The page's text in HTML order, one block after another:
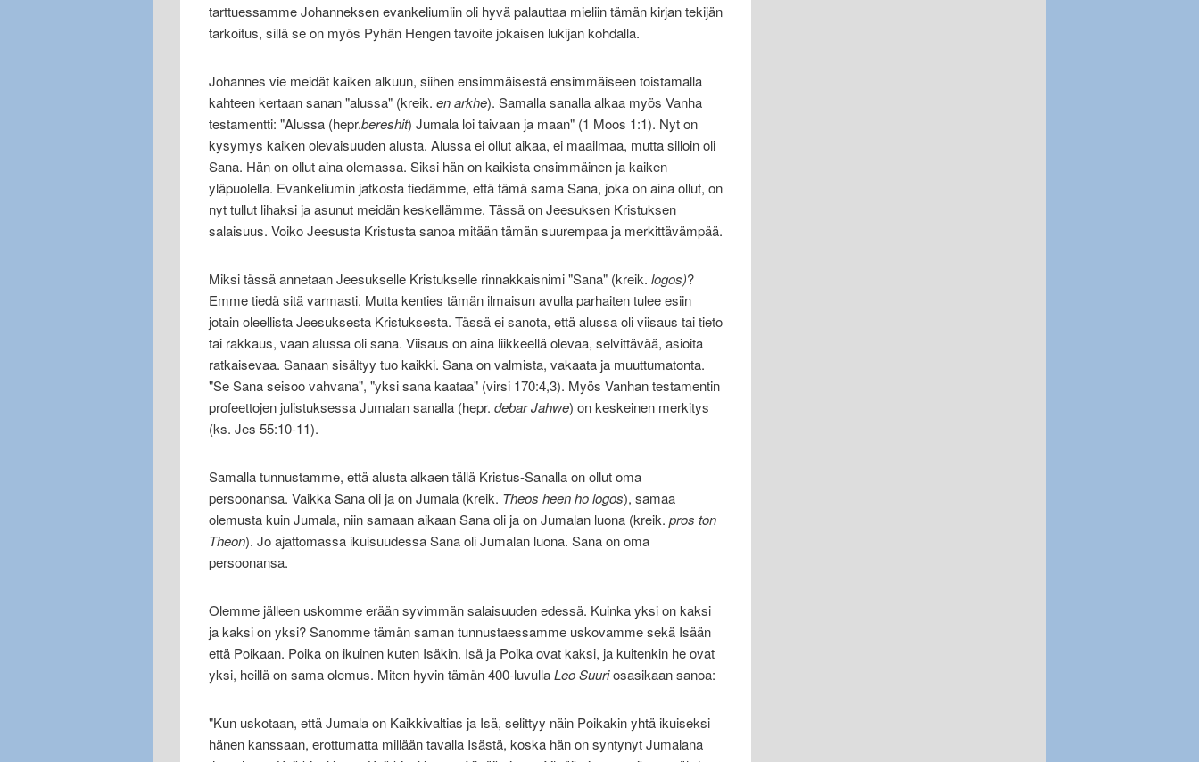
tarttuessamme Johanneksen evankeliumiin oli hyvä palauttaa mieliin tämän kirjan tekijän
tarkoitus, sillä se on myös Pyhän Hengen tavoite jokaisen lukijan kohdalla.
Johannes vie meidät kaiken alkuun, siihen ensimmäisestä ensimmäiseen toistamalla
kahteen kertaan sanan "alussa" (kreik. en arkhe). Samalla sanalla alkaa myös Vanha
testamentti: "Alussa (hepr.bereshit) Jumala loi taivaan ja maan" (1 Moos 1:1). Nyt on
kysymys kaiken olevaisuuden alusta. Alussa ei ollut aikaa, ei maailmaa, mutta silloin oli
Sana. Hän on ollut aina olemassa. Siksi hän on kaikista ensimmäinen ja kaiken
yläpuolella. Evankeliumin jatkosta tiedämme, että tämä sama Sana, joka on aina ollut, on
nyt tullut lihaksi ja asunut meidän keskellämme. Tässä on Jeesuksen Kristuksen
salaisuus. Voiko Jeesusta Kristusta sanoa mitään tämän suurempaa ja merkittävämpää.
Miksi tässä annetaan Jeesukselle Kristukselle rinnakkaisnimi "Sana" (kreik. logos)?
Emme tiedä sitä varmasti. Mutta kenties tämän ilmaisun avulla parhaiten tulee esiin
jotain oleellista Jeesuksesta Kristuksesta. Tässä ei sanota, että alussa oli viisaus tai tieto
tai rakkaus, vaan alussa oli sana. Viisaus on aina liikkeellä olevaa, selvittävää, asioita
ratkaisevaa. Sanaan sisältyy tuo kaikki. Sana on valmista, vakaata ja muuttumatonta.
"Se Sana seisoo vahvana", "yksi sana kaataa" (virsi 170:4,3). Myös Vanhan testamentin
profeettojen julistuksessa Jumalan sanalla (hepr. debar Jahwe) on keskeinen merkitys
(ks. Jes 55:10-11).
Samalla tunnustamme, että alusta alkaen tällä Kristus-Sanalla on ollut oma
persoonansa. Vaikka Sana oli ja on Jumala (kreik. Theos heen ho logos), samaa
olemusta kuin Jumala, niin samaan aikaan Sana oli ja on Jumalan luona (kreik. pros ton
Theon). Jo ajattomassa ikuisuudessa Sana oli Jumalan luona. Sana on oma
persoonansa.
Olemme jälleen uskomme erään syvimmän salaisuuden edessä. Kuinka yksi on kaksi
ja kaksi on yksi? Sanomme tämän saman tunnustaessamme uskovamme sekä Isään
että Poikaan. Poika on ikuinen kuten Isäkin. Isä ja Poika ovat kaksi, ja kuitenkin he ovat
yksi, heillä on sama olemus. Miten hyvin tämän 400-luvullaLeo Suuriosasikaan sanoa:
"Kun uskotaan, että Jumala on Kaikkivaltias ja Isä, selittyy näin Poikakin yhtä ikuiseksi
hänen kanssaan, erottumatta millään tavalla Isästä, koska hän on syntynyt Jumalana